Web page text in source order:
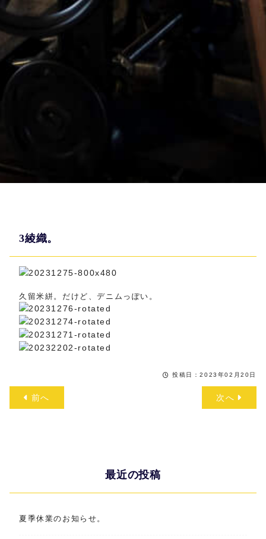
3綾織。
久留米絣。だけど、デニムっぽい。
投稿日：2023年02月20日
前へ 次へ
最近の投稿
夏季休業のお知らせ。